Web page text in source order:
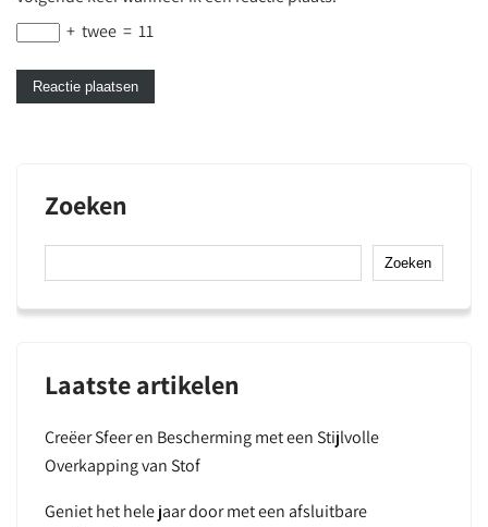
+ twee = 11
Zoeken
Zoeken
Laatste artikelen
Creëer Sfeer en Bescherming met een Stijlvolle
Overkapping van Stof
Geniet het hele jaar door met een afsluitbare